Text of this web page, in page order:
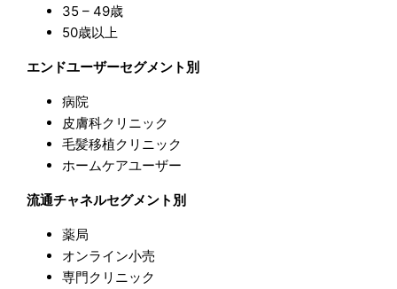
35 – 49歳
50歳以上
エンドユーザーセグメント別
病院
皮膚科クリニック
毛髪移植クリニック
ホームケアユーザー
流通チャネルセグメント別
薬局
オンライン小売
専門クリニック